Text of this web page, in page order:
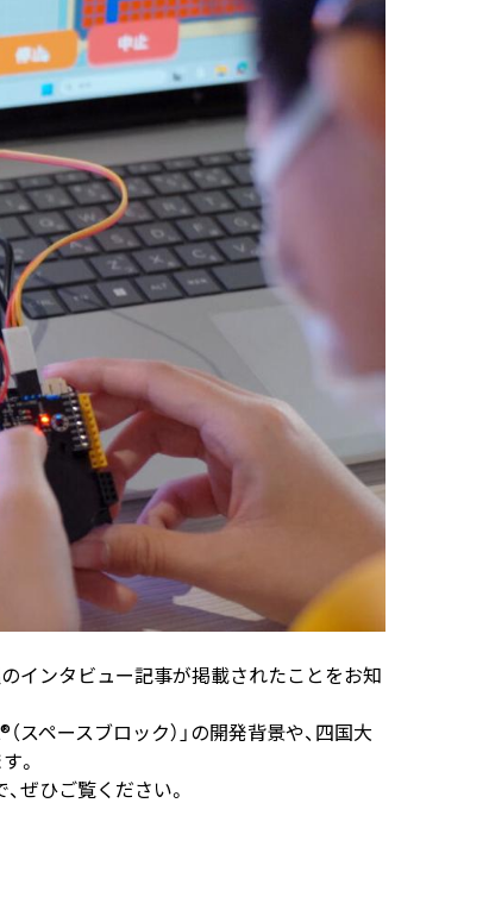
インタビュー記事が掲載されたことをお知
スペースブロック）」の開発背景や、四国大
。
ぜひご覧ください。